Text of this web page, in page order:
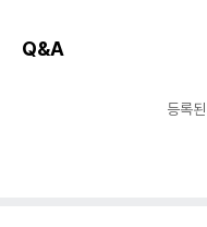
Q&A
등록